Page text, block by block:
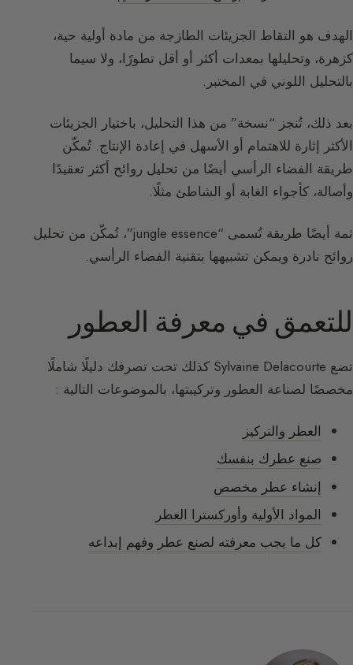
الهدف هو التقاط الجزيئات الطازجة من مادة أولية حية،
كزهرة، وتحليلها بمعدات أكثر أو أقل تطورًا، ولا سيما
بالتحليل اللوني في المختبر.
بعد ذلك، تُنجز “نسخة” من هذا التحليل، باختيار الجزيئات
الأكثر إثارة للاهتمام أو الأسهل في إعادة الإنتاج. تُمكّن
طريقة الفضاء الرأسي أيضًا من تحليل روائح أكثر تعقيدًا
وأصالة، كأجواء الغابة أو الشاطئ مثلًا.
ثمة أيضًا طريقة تُسمى “jungle essence”، تُمكّن من تحليل
روائح نادرة ويمكن تشبيهها بتقنية الفضاء الرأسي.
للتعمق في معرفة العطور
تضع Sylvaine Delacourte كذلك تحت تصرفك دليلًا شاملًا
مخصصًا لصناعة العطور وتركيبتها، بالموضوعات التالية :
العطر والتركيز
صنع عطرك بنفسك
إنشاء عطر مخصص
المواد الأولية وأوركسترا العطر
كل ما يجب معرفته لصنع عطر وفهم إبداعه